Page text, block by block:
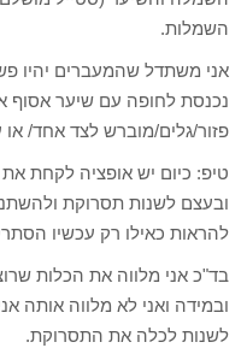
השמלות.
אני משתדל שהמעברים יהיו
נכנסת לחופה עם שיער אסוף
פזור/גלים/מוברש לצד אחד/ או
טיפ: כיום יש אופציה לקחת
ובעצם לשנות תסרוקת
להראות כאילו רק עכשיו
בד"כ אני מלווה את הכלות
ובמידה ואני לא מלווה אותה
לשנות לכלה את התסרוקת.